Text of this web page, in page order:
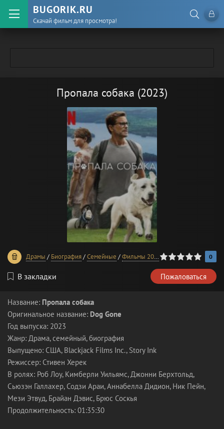
BUGORIK.RU
Скачай фильм для просмотра!
Пропала собака (2023)
Драмы / Биография/Семейные /Фильмы 2023 года
0 1 2 3 4 5 0
В закладки Пожаловаться
Название: Пропала собака
Оригинальное название: Dog Gone
Год выпуска: 2023
Жанр: Драма, семейный, биография
Выпущено: США, Blackjack Films Inc., Story Ink
Режиссер: Стивен Херек
В ролях: Роб Лоу, Кимберли Уильямс, Джонни Берхтольд,
Сьюзэн Галлахер, Содзи Араи, Аннабелла Дидион, Ник Пейн,
Мези Этвуд, Брайан Дэвис, Брюс Соскья
Продолжительность: 01:35:30